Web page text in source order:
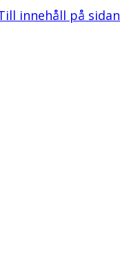
innehåll på sidan